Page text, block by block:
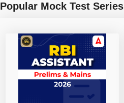
Popular Mock Test Series